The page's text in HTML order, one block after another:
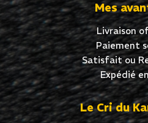
Mes
Livraison
Paiement
Satisfait ou
Expédié
Le Cri du